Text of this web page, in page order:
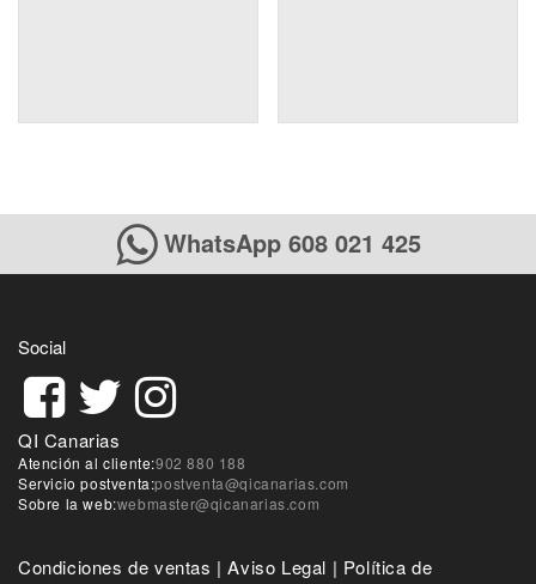
WhatsApp 608 021 425
Social
QI Canarias
Atención al cliente:902 880 188
Servicio postventa:postventa@qicanarias.com
Sobre la web:webmaster@qicanarias.com
Condiciones de ventas |Aviso Legal | Política de